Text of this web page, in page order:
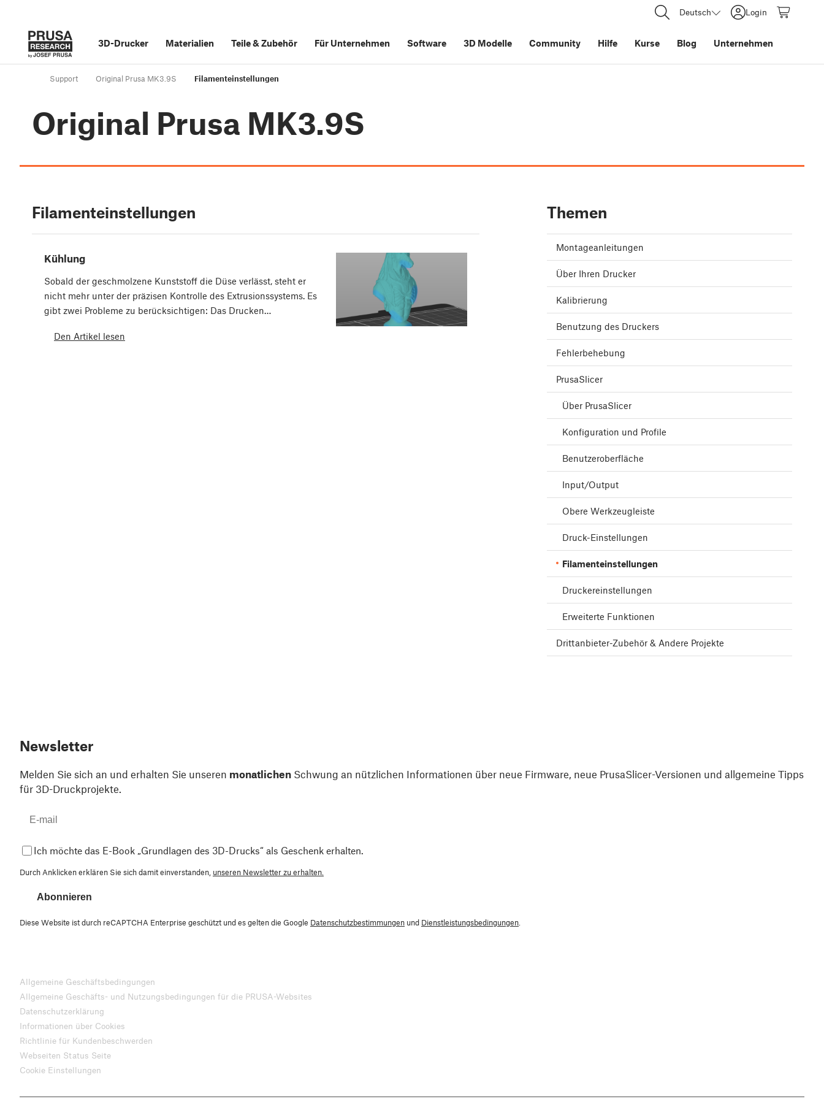
Deutsch Login
3D-Drucker Materialien Teile&Zubehör Für Unternehmen Software 3D Modelle Community Hilfe Kurse Blog Unternehmen
Support Original Prusa MK3.9S Filamenteinstellungen
Original Prusa MK3.9S
Filamenteinstellungen
Kühlung
Sobald der geschmolzene Kunststoff die Düse verlässt, steht er
nicht mehr unter der präzisen Kontrolle des Extrusionssystems. Es
gibt zwei Probleme zu berücksichtigen: Das Drucken…
Den Artikel lesen
Themen
Montageanleitungen
Über Ihren Drucker
Kalibrierung
Benutzung des Druckers
Fehlerbehebung
PrusaSlicer
Über PrusaSlicer
Konfiguration und Profile
Benutzeroberfläche
Input/Output
Obere Werkzeugleiste
Druck-Einstellungen
Filamenteinstellungen
Druckereinstellungen
Erweiterte Funktionen
Drittanbieter-Zubehör & Andere Projekte
Newsletter
Melden Sie sich an und erhalten Sie unseren monatlichen Schwung an nützlichen Informationen über neue Firmware, neue PrusaSlicer-Versionen und allgemeine Tipps
für 3D-Druckprojekte.
Ich möchte das E-Book „Grundlagen des 3D-Drucks“ als Geschenk erhalten.
Durch Anklicken erklären Sie sich damit einverstanden, unseren Newsletter zu erhalten.
Abonnieren
Diese Website ist durch reCAPTCHA Enterprise geschützt und es gelten die Google Datenschutzbestimmungen und Dienstleistungsbedingungen
Allgemeine Geschäftsbedingungen
Allgemeine Geschäfts- und Nutzungsbedingungen für die PRUSA-Websites
Datenschutzerklärung
Informationen über Cookies
Richtlinie für Kundenbeschwerden
Webseiten Status Seite
Cookie Einstellungen